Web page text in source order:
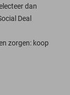
dan
Deal
zorgen: koop